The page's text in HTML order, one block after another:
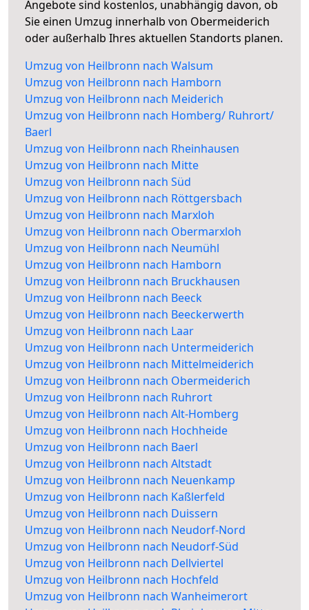
Angebote sind kostenlos, unabhängig davon, ob
Sie einen Umzug innerhalb von Obermeiderich
oder außerhalb Ihres aktuellen Standorts planen.
Umzug von Heilbronn nach Walsum
Umzug von Heilbronn nach Hamborn
Umzug von Heilbronn nach Meiderich
Umzug von Heilbronn nach Homberg/ Ruhrort/
Baerl
Umzug von Heilbronn nach Rheinhausen
Umzug von Heilbronn nach Mitte
Umzug von Heilbronn nach Süd
Umzug von Heilbronn nach Röttgersbach
Umzug von Heilbronn nach Marxloh
Umzug von Heilbronn nach Obermarxloh
Umzug von Heilbronn nach Neumühl
Umzug von Heilbronn nach Hamborn
Umzug von Heilbronn nach Bruckhausen
Umzug von Heilbronn nach Beeck
Umzug von Heilbronn nach Beeckerwerth
Umzug von Heilbronn nach Laar
Umzug von Heilbronn nach Untermeiderich
Umzug von Heilbronn nach Mittelmeiderich
Umzug von Heilbronn nach Obermeiderich
Umzug von Heilbronn nach Ruhrort
Umzug von Heilbronn nach Alt-Homberg
Umzug von Heilbronn nach Hochheide
Umzug von Heilbronn nach Baerl
Umzug von Heilbronn nach Altstadt
Umzug von Heilbronn nach Neuenkamp
Umzug von Heilbronn nach Kaßlerfeld
Umzug von Heilbronn nach Duissern
Umzug von Heilbronn nach Neudorf-Nord
Umzug von Heilbronn nach Neudorf-Süd
Umzug von Heilbronn nach Dellviertel
Umzug von Heilbronn nach Hochfeld
Umzug von Heilbronn nach Wanheimerort